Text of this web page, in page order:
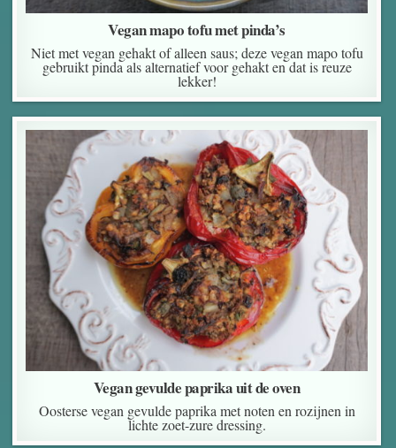
Vegan mapo tofu met pinda’s
Niet met vegan gehakt of alleen saus; deze vegan mapo tofu
gebruikt pinda als alternatief voor gehakt en dat is reuze
lekker!
Vegan gevulde paprika uit de oven
Oosterse vegan gevulde paprika met noten en rozijnen in
lichte zoet-zure dressing.